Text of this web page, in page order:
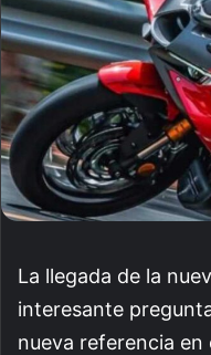
La llegada de la
interesante
nueva referencia